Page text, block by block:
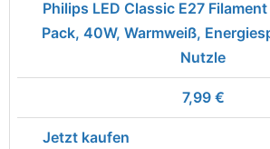
Philips LED Classic E27
Pack, 40W, Warmweiß,
Nutzle
7,99 €
Jetzt kaufen